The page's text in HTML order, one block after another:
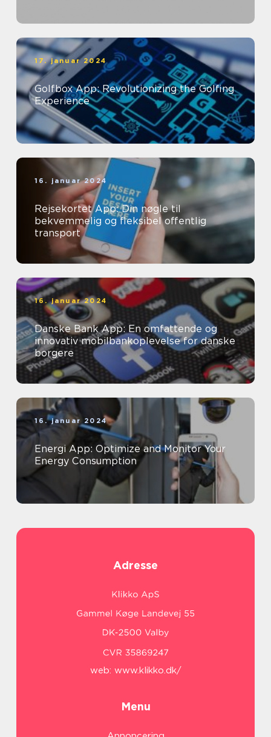
17. januar 2024
Golfbox App: Revolutionizing the Golfing
Experience
16. januar 2024
Rejsekortet App: Din nøgle til
bekvemmelig og fleksibel offentlig
transport
16. januar 2024
Danske Bank App: En omfattende og
innovativ mobilbankoplevelse for danske
borgere
16. januar 2024
Energi App: Optimize and Monitor Your
Energy Consumption
Adresse
web: www.klikko.dk/
Menu